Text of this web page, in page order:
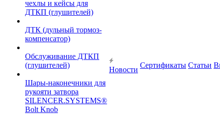
чехлы и кейсы для
ДТКП (глушителей)
ДТК (дульный тормоз-
компенсатор)
Обслуживание ДТКП
(глушителей)
Шары-наконечники для
рукояти затвора
SILENCER.SYSTEMS®
Bolt Knob
Новости
Сертификаты Статьи